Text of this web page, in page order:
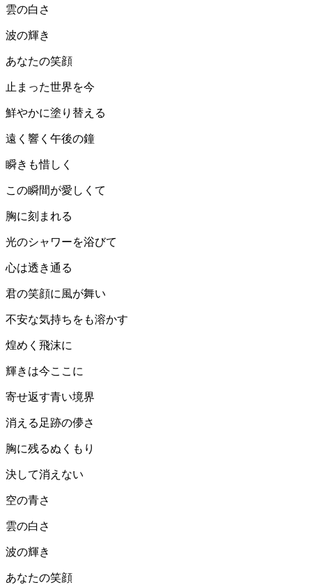
雲の白さ
波の輝き
あなたの笑顔
止まった世界を今
鮮やかに塗り替える
遠く響く午後の鐘
瞬きも惜しく
この瞬間が愛しくて
胸に刻まれる
光のシャワーを浴びて
心は透き通る
君の笑顔に風が舞い
不安な気持ちをも溶かす
煌めく飛沫に
輝きは今ここに
寄せ返す青い境界
消える足跡の儚さ
胸に残るぬくもり
決して消えない
空の青さ
雲の白さ
波の輝き
あなたの笑顔